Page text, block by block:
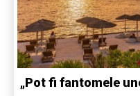
„Pot fi fantomele